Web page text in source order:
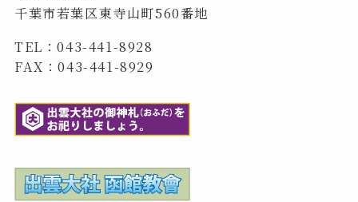
千葉市若葉区東寺山町560番地
TEL：043-441-8928
FAX：043-441-8929